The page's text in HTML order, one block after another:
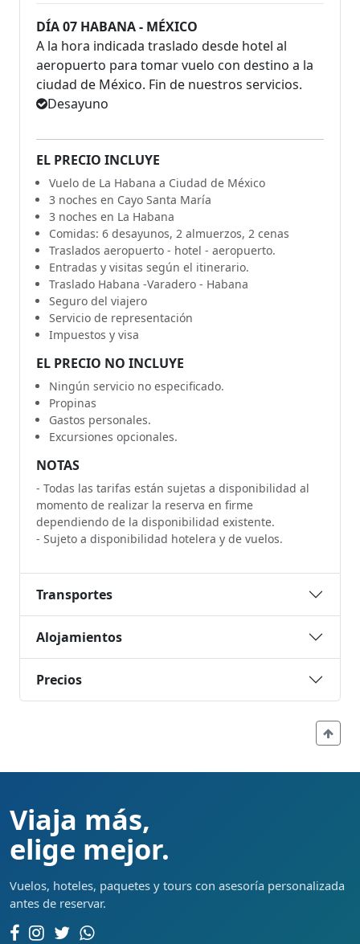
DÍA 07 HABANA - MÉXICO
A la hora indicada traslado desde hotel al
aeropuerto para tomar vuelo con destino a la
ciudad de México. Fin de nuestros servicios.
Desayuno
EL PRECIO INCLUYE
Vuelo de La Habana a Ciudad de México
3 noches en Cayo Santa María
3 noches en La Habana
Comidas: 6 desayunos, 2 almuerzos, 2 cenas
Traslados aeropuerto - hotel - aeropuerto.
Entradas y visitas según el itinerario.
Traslado Habana -Varadero - Habana
Seguro del viajero
Servicio de representación
Impuestos y visa
EL PRECIO NO INCLUYE
Ningún servicio no especificado.
Propinas
Gastos personales.
Excursiones opcionales.
NOTAS
- Todas las tarifas están sujetas a disponibilidad al
momento de realizar la reserva en firme
dependiendo de la disponibilidad existente.
- Sujeto a disponibilidad hotelera y de vuelos.
Transportes
Alojamientos
Precios
Viaja más,
elige mejor.
Vuelos, hoteles, paquetes y tours con asesoría personalizada
antes de reservar.